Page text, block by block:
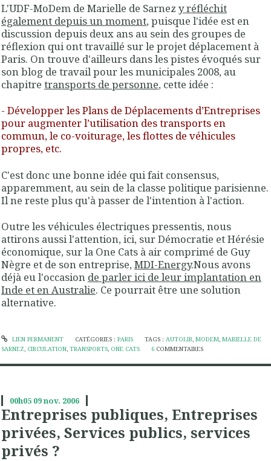
L'UDF-MoDem de Marielle de Sarnez y réfléchit
également depuis un moment, puisque l'idée est en
discussion depuis deux ans au sein des groupes de
réflexion qui ont travaillé sur le projet déplacement à
Paris. On trouve d'ailleurs dans les pistes évoqués sur
son blog de travail pour les municipales 2008, au
chapitre transports de personne, cette idée :
- Développer les Plans de Déplacements d’Entreprises
pour augmenter l’utilisation des transports en
commun, le co-voiturage,les flottes de véhicules
propres, etc.
C'est doncune bonne idée qui fait consensus,
apparemment, au sein de la classe politique parisienne.
Il ne reste plus qu'à passer de l'intention à l'action.
Outre les véhicules électriques pressentis, nous
attirons aussi l'attention, ici, sur Démocratie et Hérésie
économique, sur la One Cats à air comprimé de Guy
Nègre et de son entreprise,MDI-Energy.Nous avons
déjà eu l'occasion de parler ici de leur implantation en
Inde et en Australie. Ce pourrait être une solution
alternative.
LIEN PERMANENT CATÉGORIES : PARIS TAGS :AUTOLIB,MODEM,MARIELLE DE
SARNEZ, CIRCULATION, TRANSPORTS, ONE CATS 6 COMMENTAIRES
00h05 09nov. 2006
Entreprises publiques, Entreprises
privées, Services publics, services
privés ?